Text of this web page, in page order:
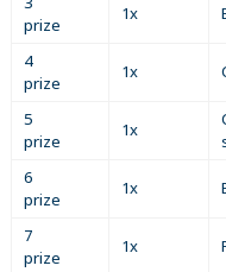
prize
1x
4
prize
1x
5
prize
1x
6
prize
1x
7
prize
1x